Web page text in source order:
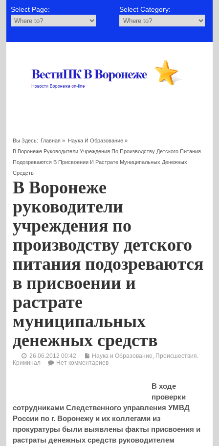
Select Page: Select Category:
Вы Здесь: Главная » Наука И Образование»
В Воронеже Руководители Учреждения По Производству Детского Питания
Подозреваются В Присвоении И Растрате Муниципальных Денежных
Средств
В Воронеже
руководители
учреждения по
производству детского
питания подозреваются
в присвоении и
растрате
муниципальных
денежных средств
26.06.2012 00:42 Наука и Образование Происшествия.
Криминал
Нет комментариев
В ходе
проверки
сотрудниками Следственного управления УМВД
России по г. Воронежу и их коллегами из
прокуратуры были выявлены факты присвоения и
растраты денежных средств руководителем